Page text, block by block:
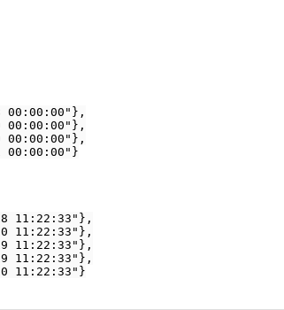
11:22:33"},
11:22:33"},
11:22:33"},
11:22:33"},
11:22:33"}